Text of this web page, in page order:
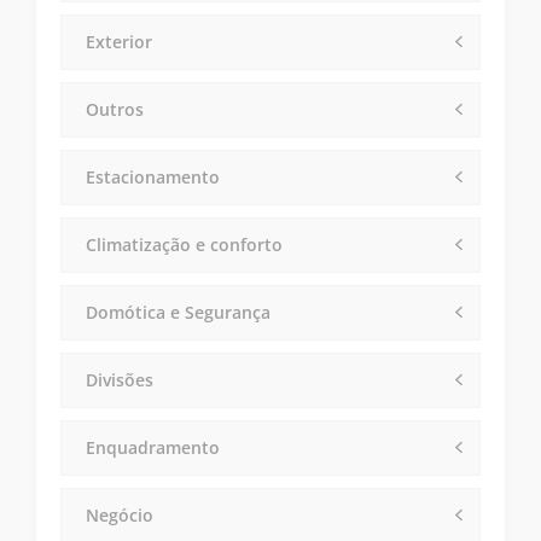
Exterior
Outros
Estacionamento
Climatização e conforto
Domótica e Segurança
Divisões
Enquadramento
Negócio